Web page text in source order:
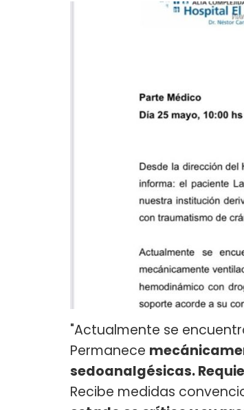
"Actualmente se
Permanece
sedoanalgésicas.
Recibe medidas